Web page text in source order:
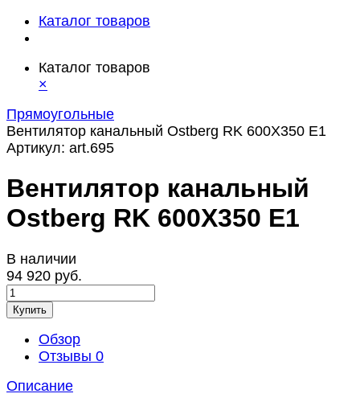
Каталог товаров
Каталог товаров
×
Прямоугольные
Вентилятор канальный Ostberg RK 600Х350 E1
Артикул: art.695
Вентилятор канальный
Ostberg RK 600Х350 E1
В наличии
94 920 руб.
Купить
Обзор
Отзывы 0
Описание